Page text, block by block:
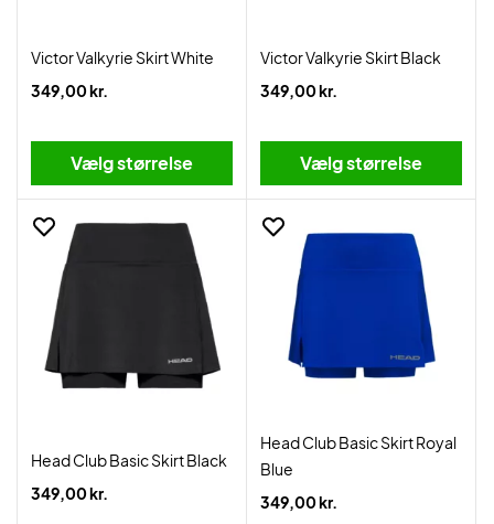
Victor Valkyrie Skirt White
349,00 kr.
Vælg størrelse
Victor Valkyrie Skirt Black
349,00 kr.
Vælg størrelse
Head Club Basic Skirt Black
349,00 kr.
Head Club Basic Skirt Royal
Blue
349,00 kr.